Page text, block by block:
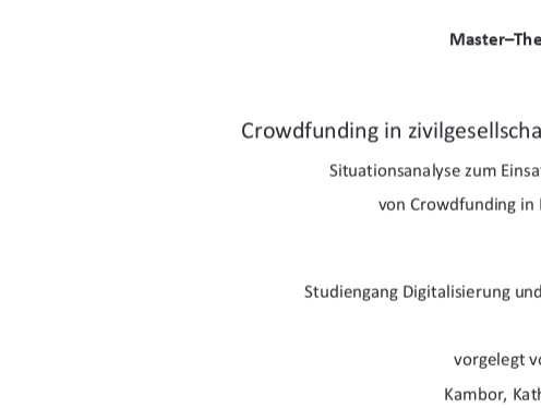
Crowdfunding in zivilgesells
Situationsanalyse zum Ei
von Crowdfunding in
Studiengang Digitalisierung
vorgelegt
Kambor,